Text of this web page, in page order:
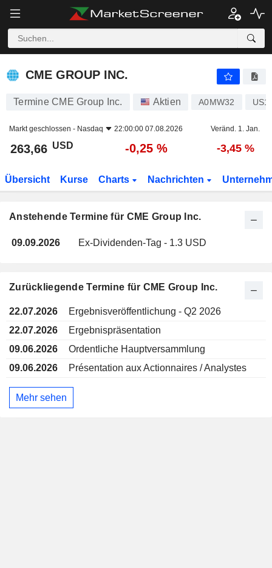
CME GROUP INC.
CME GROUP INC.
Termine CME Group Inc. Aktien A0MW32
Markt geschlossen - Nasdaq 22:00:00 07.08.2026 Veränd. 1. Jan.
263,66 USD -0,25 % -3,45 %
Übersicht Kurse Charts Nachrichten
Anstehende Termine für CME Group Inc.
09.09.2026 Ex-Dividenden-Tag - 1.3 USD
Zurückliegende Termine für CME Group Inc.
22.07.2026
Ergebnisveröffentlichung - Q2 2026
22.07.2026
Ergebnispräsentation
09.06.2026
Ordentliche Hauptversammlung
09.06.2026
Présentation aux Actionnaires / Analystes
Mehr sehen